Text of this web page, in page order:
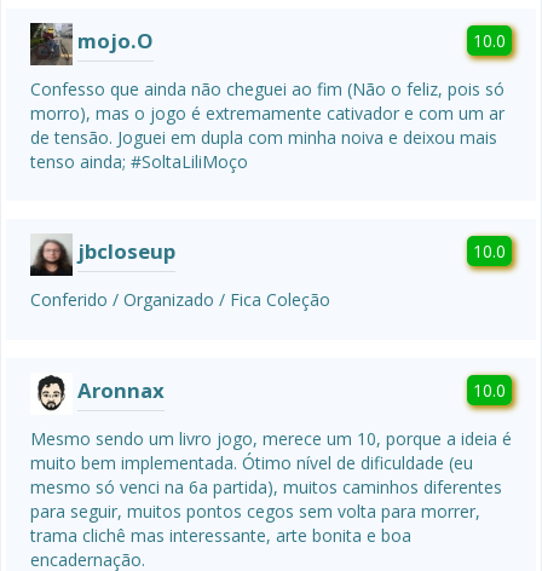
mojo.O 10.0
Confesso que ainda não cheguei ao fim (Não o feliz, pois só
morro), mas o jogo é extremamente cativador e com um ar
de tensão. Joguei em dupla com minha noiva e deixou mais
tenso ainda; #SoltaLiliMoço
jbcloseup 10.0
Conferido / Organizado / Fica Coleção
Aronnax 10.0
Mesmo sendo um livro jogo, merece um 10, porque a ideia é
muito bem implementada. Ótimo nível de dificuldade (eu
mesmo só venci na 6a partida), muitos caminhos diferentes
para seguir, muitos pontos cegos sem volta para morrer,
trama clichê mas interessante, arte bonita e boa
encadernação.